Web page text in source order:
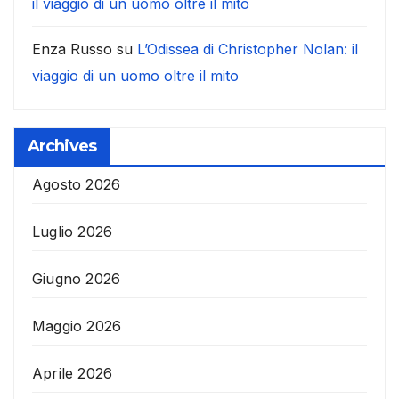
Enza Russo su L’Odissea di Christopher Nolan: il
viaggio di un uomo oltre il mito
Archives
Agosto 2026
Luglio 2026
Giugno 2026
Maggio 2026
Aprile 2026